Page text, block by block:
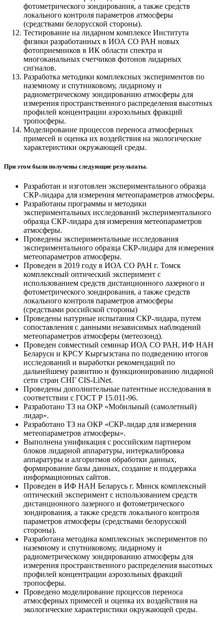
фотометрического зондирования, а также средств
локального контроля параметров атмосферы
(средствами белорусской стороны).
Тестирование на лидарном комплексе Института
физики разработанных в ИОА СО РАН новых
фотоприемников в ИК области спектра и
многоканальных счетчиков фотонов лидарных
сигналов.
Разработка методики комплексных экспериментов по
наземному и спутниковому, лидарному и
радиометрическому зондированию атмосферы для
измерения пространственного распределения высотных
профилей концентрации аэрозольных фракций
тропосферы.
Моделирование процессов переноса атмосферных
примесей и оценка их воздействия на экологические
характеристики окружающей среды.
При этом были получены следующие результаты.
Разработан и изготовлен экспериментального образца
СКР-лидара для измерения метеопараметров атмосферы.
Разработаны программы и методики
экспериментальных исследований экспериментального
образца СКР-лидара для измерения метеопараметров
атмосферы.
Проведены экспериментальные исследования
экспериментального образца СКР-лидара для измерения
метеопараметров атмосферы.
Проведен в 2019 году в ИОА СО РАН г. Томск
комплексный оптический эксперимент с
использованием средств дистанционного лазерного и
фотометрического зондирования, а также средств
локального контроля параметров атмосферы
(средствами российской стороны)
Проведены натурные испытания СКР-лидара, путем
сопоставления с данными независимых наблюдений
метеопараметров атмосферы (метеозонд).
Проведен совместный семинар ИОА СО РАН, ИФ НАН
Беларуси и КРСУ Кыргызстана по подведению итогов
исследований и выработки рекомендаций по
дальнейшему развитию и функционированию лидарной
сети стран СНГ CIS-LiNet.
Проведены дополнительные патентные исследования в
соответствии с ГОСТ Р 15.011-96.
Разработано ТЗ на ОКР «Мобильный (самолетный)
лидар».
Разработано ТЗ на ОКР «СКР-лидар для измерения
метеопараметров атмосферы».
Выполнена унификация с российским партнером
блоков лидарной аппаратуры, интеркалибровка
аппаратуры и алгоритмов обработки данных,
формирование базы данных, создание и поддержка
информационных сайтов.
Проведен в ИФ НАН Беларусь г. Минск комплексный
оптический эксперимент с использованием средств
дистанционного лазерного и фотометрического
зондирования, а также средств локального контроля
параметров атмосферы (средствами белорусской
стороны).
Разработана методика комплексных экспериментов по
наземному и спутниковому, лидарному и
радиометрическому зондированию атмосферы для
измерения пространственного распределения высотных
профилей концентрации аэрозольных фракций
тропосферы.
Проведено моделирование процессов переноса
атмосферных примесей и оценка их воздействия на
экологические характеристики окружающей среды.